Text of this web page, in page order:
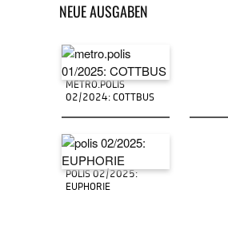
NEUE AUSGABEN
METRO.POLIS
02/2024: COTTBUS
POLIS 02/2025:
EUPHORIE